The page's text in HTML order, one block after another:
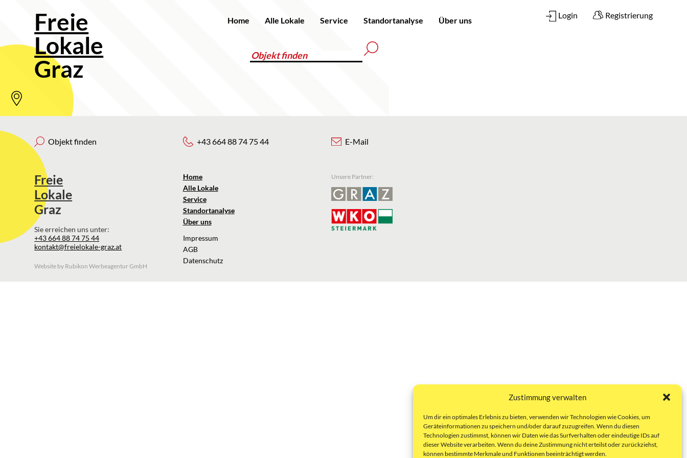
Zustimmung verwalten
Um dir ein optimales Erlebnis zu bieten, verwenden wir Technologien wie Cookies, um
Geräteinformationen zu speichern und/oder darauf zuzugreifen. Wenn du diesen
Technologien zustimmst, können wir Daten wie das Surfverhalten oder eindeutige IDs auf
dieser Website verarbeiten. Wenn du deine Zustimmung nicht erteilst oder zurückziehst,
können bestimmte Merkmale und Funktionen beeinträchtigt werden.
Freie
Lokale
Graz
Home Alle Lokale Service Standortanalyse Über uns
Login Registrierung
Objekt finden
Freie
Lokale
Graz
Sie erreichen uns unter:
+43 664 88 74 75 44
kontakt@freielokale-graz.at
Website by Rubikon Werbeagentur GmbH
+43 664 88 74 75 44
Home
Alle Lokale
Service
Standortanalyse
Über uns
Impressum
AGB
Datenschutz
E-Mail
Unsere Partner: